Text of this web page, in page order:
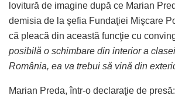
lovitură de imagine după ce Marian
demisia de la şefia Fundaţiei Mişcare
că pleacă din această funcţie cu
posibilă o schimbare din interior a
România, ea va trebui să vină din
Marian Preda, într-o declaraţie de presă: